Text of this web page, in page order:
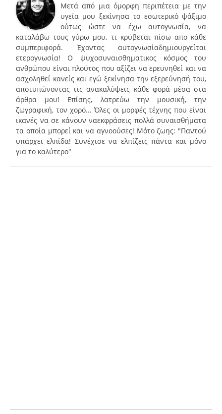
Μετά από μια όμορφη περιπέτεια με την
υγεία μου ξεκίνησα το εσωτερικό ψάξιμο
ούτως ώστε να έχω αυτογνωσία, να
καταλάβω τους γύρω μου, τι κρύβεται πίσω απο κάθε
συμπεριφορά. Έχοντας αυτογνωσίαδημιουργείται
ετερογνωσία! Ο ψυχοσυναισθηματικος κόσμος του
ανθρώπου είναι πλούτος που αξίζει να ερευνηθεί και να
ασχοληθεί κανείς και εγώ ξεκίνησα την εξερεύνησή του,
αποτυπώνοντας τις ανακαλύψεις κάθε φορά μέσα στα
άρθρα μου! Επίσης, λατρεύω την μουσική, την
ζωγραφική, τον χορό... Όλες οι μορφές τέχνης που είναι
ικανές να σε κάνουν ναεκφράσεις πολλά συναισθήματα
τα οποία μπορεί και να αγνοούσες! Μότο ζωης: "Παντού
υπάρχει ελπίδα! Συνέχισε να ελπίζεις πάντα και μόνο
για το καλύτερο"